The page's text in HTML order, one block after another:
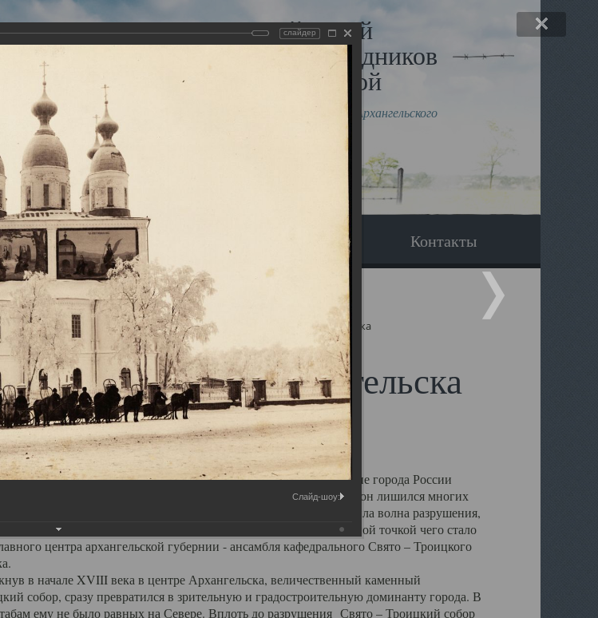
Виртуальный музей
Новомучеников и исповедников
Земли Архангельской
Сайт создан по благословлению митрополита Архангельского
Галерея Контакты
Храмы-мученики Архангельска Свято-Троицкий собор Архангельска
собор Архангельска
Архангельска
что Архангельск в большей мере, чем другие губернские города России
систематических разрушений, в результате которых он лишился многих
архитектуры. Больше всего по старому Архангельску ударила волна разрушения,
с религией, набравшая особую силу в конце 20 –х годов. Отправной точкой чего стало
центра архангельской губернии - ансамбля кафедрального Свято – Троицкого
XVIII века в центре Архангельска, величественный каменный
собор, сразу превратился в зрительную и градостроительную доминанту города. В
ему не было равных на Севере. Вплоть до разрушения Свято – Троицкий собор
слайдер
Слайд-шоу: